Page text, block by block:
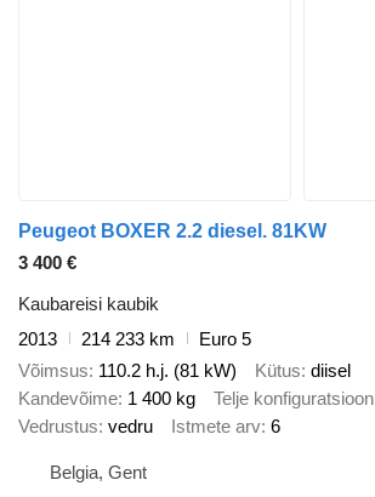
Peugeot BOXER 2.2 diesel. 81KW
3 400 €
Kaubareisi kaubik
2013
214 233 km
Euro 5
Võimsus 110.2 h.j. (81 kW) Kütus diisel
Kandevõime 1 400 kg Telje konfiguratsioon
Vedrustus vedru Istmete arv 6
Belgia, Gent